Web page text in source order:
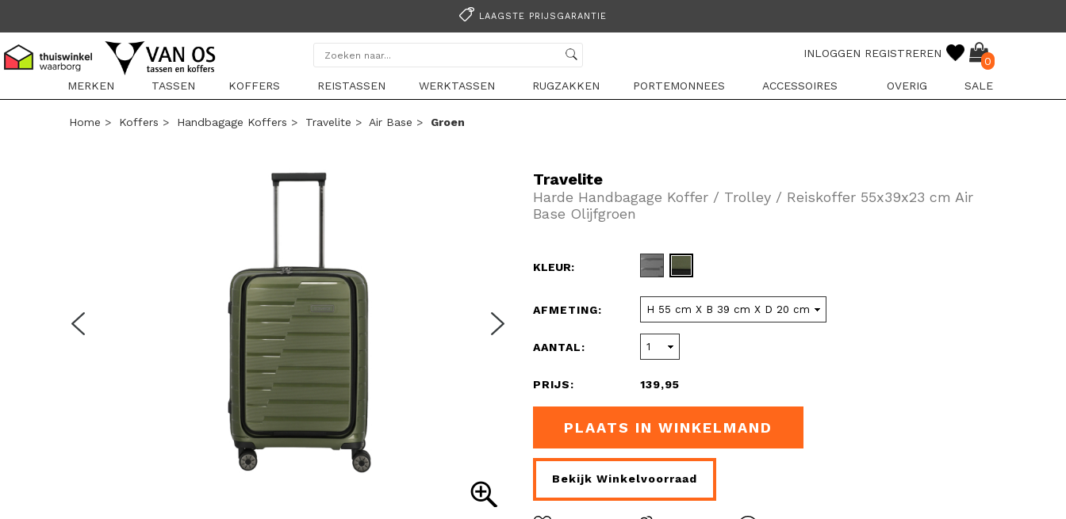
LAAGSTE PRIJSGARANTIE
INLOGGEN REGISTREREN
0
MERKEN
TASSEN KOFFERS REISTASSEN WERKTASSEN RUGZAKKEN PORTEMONNEES ACCESSOIRES OVERIG SALE
Home > Koffers > Handbagage Koffers > Travelite > Air Base > Groen
Travelite
Harde Handbagage Koffer / Trolley / Reiskoffer 55x39x23 cm Air
Base Olijfgroen
KLEUR:
AFMETING:
AANTAL:
PRIJS: 139,95
PLAATS IN WINKELMAND
Bekijk Winkelvoorraad